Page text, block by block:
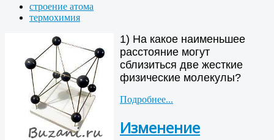
строение атома
термохимия
1) На какое наименьшее
расстояние могут
сблизиться две жесткие
физические молекулы?
Подробнее...
Изменение